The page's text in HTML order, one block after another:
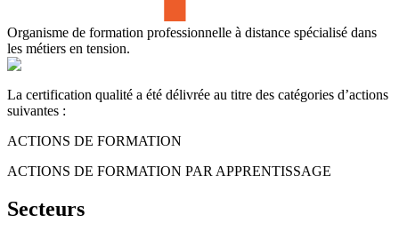
Organisme de formation professionnelle à distance spécialisé dans
les métiers en tension.
La certification qualité a été délivrée au titre des catégories d’actions
suivantes :
ACTIONS DE FORMATION
ACTIONS DE FORMATION PAR APPRENTISSAGE
Secteurs